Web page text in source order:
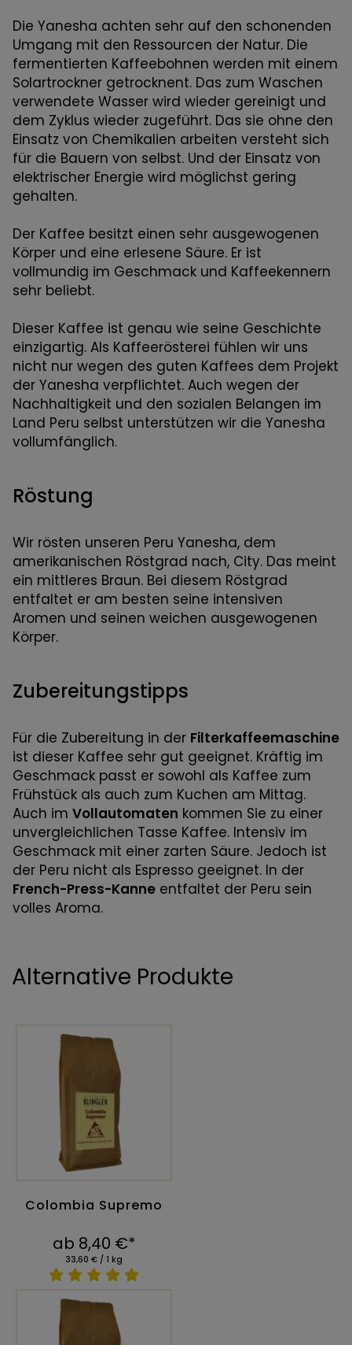
Die Yanesha achten sehr auf den schonenden
Umgang mit den Ressourcen der Natur. Die
fermentierten Kaffeebohnen werden mit einem
Solartrockner getrocknent. Das zum Waschen
verwendete Wasser wird wieder gereinigt und
dem Zyklus wieder zugeführt. Das sie ohne den
Einsatz von Chemikalien arbeiten versteht sich
für die Bauern von selbst. Und der Einsatz von
elektrischer Energie wird möglichst gering
gehalten.
Der Kaffee besitzt einen sehr ausgewogenen
Körper und eine erlesene Säure. Er ist
vollmundig im Geschmack und Kaffeekennern
sehr beliebt.
Dieser Kaffee ist genau wie seine Geschichte
einzigartig. Als Kaffeerösterei fühlen wir uns
nicht nur wegen des guten Kaffees dem Projekt
der Yanesha verpflichtet. Auch wegen der
Nachhaltigkeit und den sozialen Belangen im
Land Peru selbst unterstützen wir die Yanesha
vollumfänglich.
Röstung
Wir rösten unseren Peru Yanesha, dem
amerikanischen Röstgrad nach, City. Das meint
ein mittleres Braun. Bei diesem Röstgrad
entfaltet er am besten seine intensiven
Aromen und seinen weichen ausgewogenen
Körper.
Zubereitungstipps
Für die Zubereitung in der Filterkaffeemaschine
ist dieser Kaffee sehr gut geeignet. Kräftig im
Geschmack passt er sowohl als Kaffee zum
Frühstück als auch zum Kuchen am Mittag.
Auch im Vollautomaten kommen Sie zu einer
unvergleichlichen Tasse Kaffee. Intensiv im
Geschmack mit einer zarten Säure. Jedoch ist
der Peru nicht als Espresso geeignet. In der
French-Press-Kanne entfaltet der Peru sein
volles Aroma.
Alternative Produkte
Colombia Supremo
ab 8,40 €*
33,60 € / 1 kg